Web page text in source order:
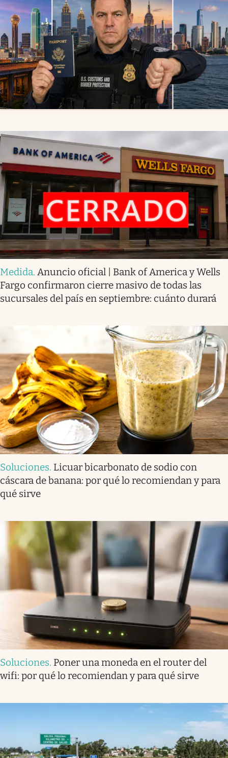
Medida. Anuncio oficial | Bank of America y Wells
Fargo confirmaron cierre masivo de todas las
sucursales del país en septiembre: cuánto durará
Soluciones. Licuar bicarbonato de sodio con
cáscara de banana: por qué lo recomiendan y para
qué sirve
Soluciones. Poner una moneda en el router del
wifi: por qué lo recomiendan y para qué sirve